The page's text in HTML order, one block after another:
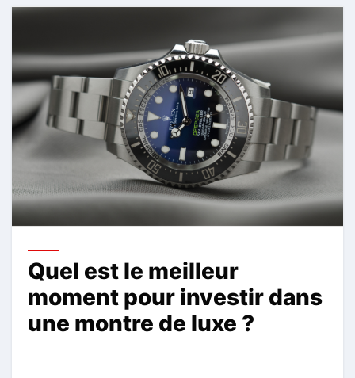
Quel est le meilleur
moment pour investir dans
une montre de luxe ?